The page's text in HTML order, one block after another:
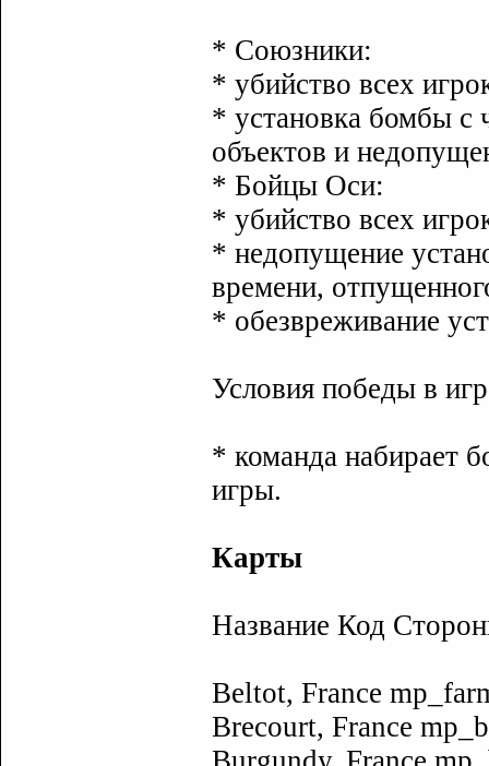
* Союзники:
* убийство всех
* установка бомбы с
объектов и
* Бойцы Оси:
* убийство всех
* недопущение
времени,
* обезвреживание
Условия победы в
* команда набирает
игры.
Карты
Название Код
Beltot, France
Brecourt, France